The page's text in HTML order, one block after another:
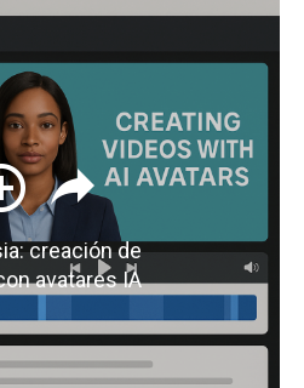
creación de
avatares IA